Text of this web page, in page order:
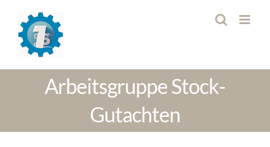
Inhalt
springen
Arbeitsgruppe Stock-
Gutachten